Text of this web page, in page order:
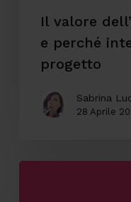
Il valore
e perché
progetto
Sabrina
28 Aprile